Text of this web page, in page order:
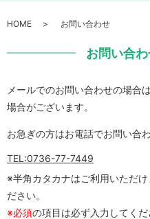
HOME お問い合わせ
お問い合
メールでのお問い合わせの場合
場合がございます。
お急ぎの方はお電話でお問い合
TEL:0736-77-7449
※半角カタカナはご利用いただ
ださい。
※必須の項目は必ず入力してくだ